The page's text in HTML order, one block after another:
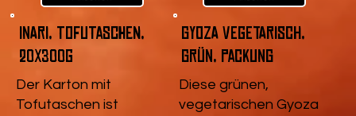
Inari, Tofutaschen,
20x300g
Der Karton mit
Tofutaschen ist
Gyoza vegetarisch,
Grün, Packung
Diese grünen,
vegetarischen Gyoza